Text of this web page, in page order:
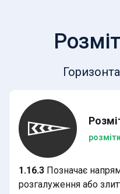
1.16.3 Позначає
розгалуження або